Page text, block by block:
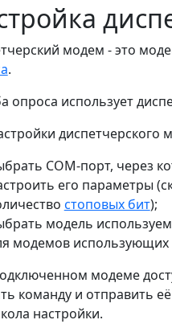
модем - это
.
опроса использует
диспетчерского
COM-порт, через
его параметры
стоповых бит);
модель
модемов использующих
модеме
команду и отправить
настройки.